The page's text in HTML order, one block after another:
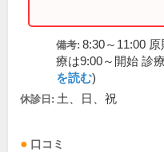
備考: 8:30～11:00
療は9:00～開始 診
を読む)
休診日: 土、日、祝
口コミ